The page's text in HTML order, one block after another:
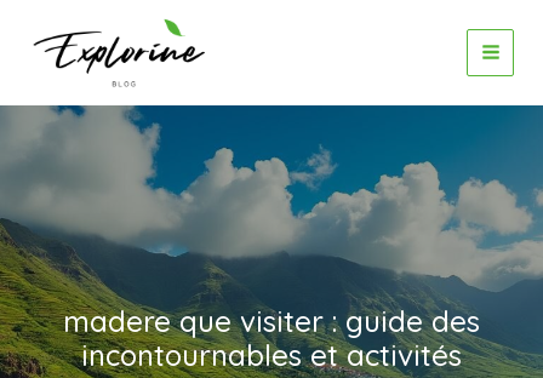
contenu
madere que visiter : guide des
incontournables et activités